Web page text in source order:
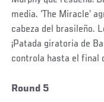
media. ‘The Miracle’
cabeza del brasileño.
¡Patada giratoria de
controla hasta el final
Round 5